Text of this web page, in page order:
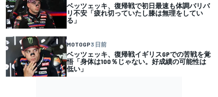
ベッツェッキ、復帰戦で初日最速も体調バリバ
リ不安「疲れ切っていたし膝は無理をしてい
る」
MOTOGP3 日前
ベッツェッキ、復帰戦イギリスGPでの苦戦を覚
悟「身体は100％じゃない。好成績の可能性は
低い」